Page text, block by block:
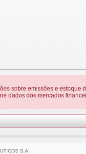
sobre emissões e estoque
dados dos mercados
S.A.